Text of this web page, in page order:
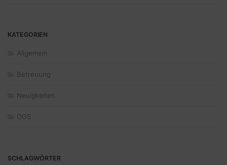
KATEGORIEN
Allgemein
Betreuung
Neuigkeiten
OGS
SCHLAGWÖRTER